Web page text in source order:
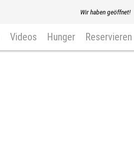
Videos Hunger Reservieren
Wir haben geöffnet!